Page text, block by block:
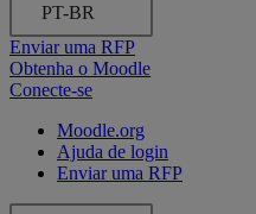
PT-BR
Enviar uma RFP
Obtenha o Moodle
Conecte-se
Moodle.org
Ajuda de login
Enviar uma RFP